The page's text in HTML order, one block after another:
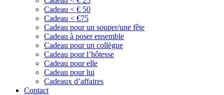
Cadeau < € 50
Cadeau < €75
Cadeau pour un souper/une fête
Cadeau à poser ensemble
Cadeau pour un collègue
Cadeau pour l’hôtesse
Cadeau pour elle
Cadeau pour lui
Cadeaux d’affaires
Contact